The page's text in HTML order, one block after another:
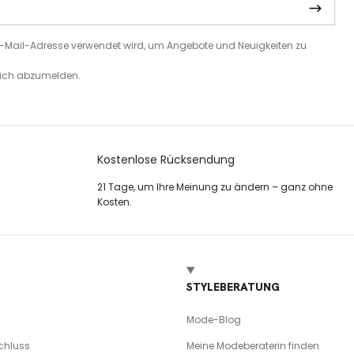
Mail-Adresse verwendet wird, um Angebote und Neuigkeiten zu
abzumelden.
Kostenlose Rücksendung
21 Tage, um Ihre Meinung zu ändern – ganz ohne
Kosten.
STYLEBERATUNG
Mode-Blog
Meine Modeberaterin finden